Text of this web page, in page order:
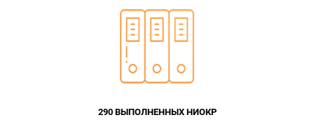
290 ВЫПОЛНЕННЫХ НИОКР